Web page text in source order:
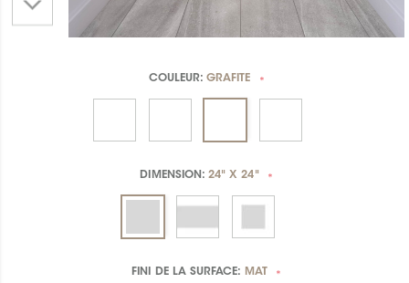
COULEUR:GRAFITE *
DIMENSION:24" X 24" *
FINI DE LA SURFACE: MAT *